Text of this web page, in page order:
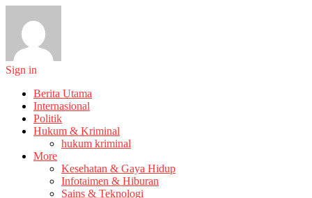
Sign in
Berita Utama
Internasional
Politik
Hukum & Kriminal
hukum kriminal
More
Kesehatan & Gaya Hidup
Infotaimen & Hiburan
Sains & Teknologi